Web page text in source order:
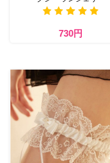
730円